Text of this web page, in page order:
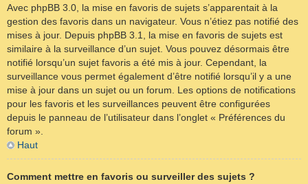
Avec phpBB 3.0, la mise en favoris de sujets s’apparentait à la
gestion des favoris dans un navigateur. Vous n’étiez pas notifié des
mises à jour. Depuis phpBB 3.1, la mise en favoris de sujets est
similaire à la surveillance d’un sujet. Vous pouvez désormais être
notifié lorsqu’un sujet favoris a été mis à jour. Cependant, la
surveillance vous permet également d’être notifié lorsqu’il y a une
mise à jour dans un sujet ou un forum. Les options de notifications
pour les favoris et les surveillances peuvent être configurées
depuis le panneau de l’utilisateur dans l’onglet « Préférences du
forum ».
Haut
Comment mettre en favoris ou surveiller des sujets ?